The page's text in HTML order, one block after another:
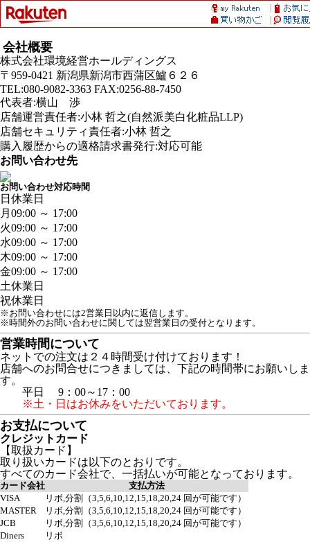
会社概要
株式会社環境経営ホールディングス
〒959-0421 新潟県新潟市西蒲区鱸６２６
TEL:080-9082-3363 FAX:0256-88-7450
代表者:横山 渉
店舗運営責任者:小林 哲之(自然派美白化粧品LLP)
店舗セキュリティ責任者:小林 哲之
購入履歴からの適格請求書発行:対応可能
お問い合わせ先
お問い合わせ対応時間
日 休業日
月 09:00 ～ 17:00
火09:00 ～ 17:00
水09:00 ～ 17:00
木09:00 ～ 17:00
金09:00 ～ 17:00
土休業日
祝休業日
※お問い合わせには2営業日以内に返信します。
※時間外のお問い合わせに関しては翌営業日の受付となります。
営業時間について
ネットでの注文は２４時間受け付けております！
店舗へのお問合せにつきましては、下記の時間帯にお願いしま
す。
平日 9：00～17：00
※土・日はお休みをいただいております。
お支払について
クレジットカード
【取扱カード】
取り扱いカードは以下のとおりです。
すべてのカード会社で、一括払いが可能となっております。
カード会社
支払方法
VISA
リボ,分割（3,5,6,10,12,15,18,20,24 回が可能です）
MASTER
リボ,分割（3,5,6,10,12,15,18,20,24 回が可能です）
JCB
リボ,分割（3,5,6,10,12,15,18,20,24 回が可能です）
Diners
リボ